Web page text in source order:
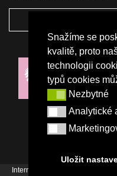
Snažíme se
kvalitě, proto
technologii
typů cookies
NezbytnéNezbytné
Analytické a
Analytické
Marketingové
Uložit
Internetový magazín Žena v